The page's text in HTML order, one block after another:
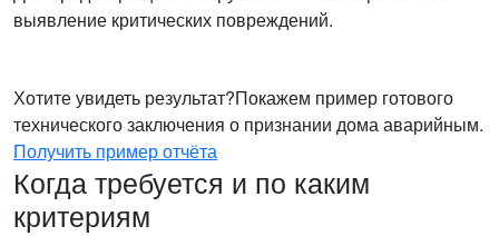
выявление критических повреждений.
Хотите увидеть результат?Покажем пример готового
технического заключения о признании дома аварийным.
Получить пример отчёта
Когда требуется и по каким
критериям